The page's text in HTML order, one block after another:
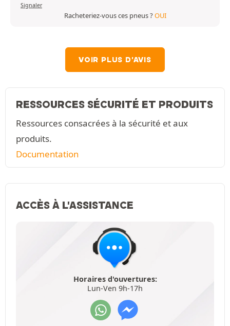
Signaler
Racheteriez-vous ces pneus ?OUI
VOIR PLUS D'AVIS
RESSOURCES SÉCURITÉ ET PRODUITS
Ressources consacrées à la sécurité et aux
produits.
Documentation
ACCÈS À L'ASSISTANCE
Horaires d'ouvertures:
Lun-Ven 9h-17h